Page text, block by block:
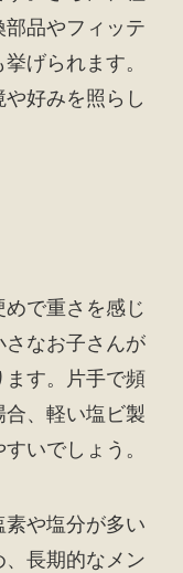
品やフィッテ
げられます。
好みを照らし
で重さを感じ
なお子さんが
ます。片手で頻
、軽い塩ビ製
いでしょう。
素や塩分が多い
長期的なメン